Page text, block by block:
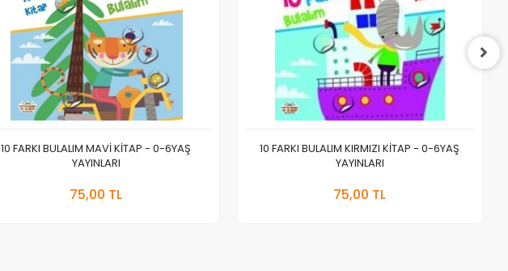
10 FARKI BULALIM MAVİ KİTAP - 0-6YAŞ
YAYINLARI
75,00 TL
10 FARKI BULALIM KIRMIZI KİTAP - 0-6YAŞ
YAYINLARI
75,00 TL